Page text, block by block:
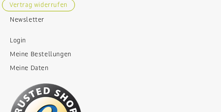
Vertrag widerrufen
Newsletter
Login
Meine Bestellungen
Meine Daten